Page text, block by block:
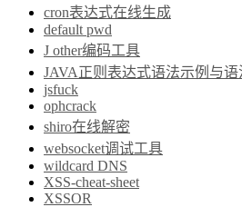
cron表达式在线生成
default pwd
J other编码工具
JAVA正则表达式语法示例与语
jsfuck
ophcrack
shiro在线解密
websocket调试工具
wildcard DNS
XSS-cheat-sheet
XSSOR